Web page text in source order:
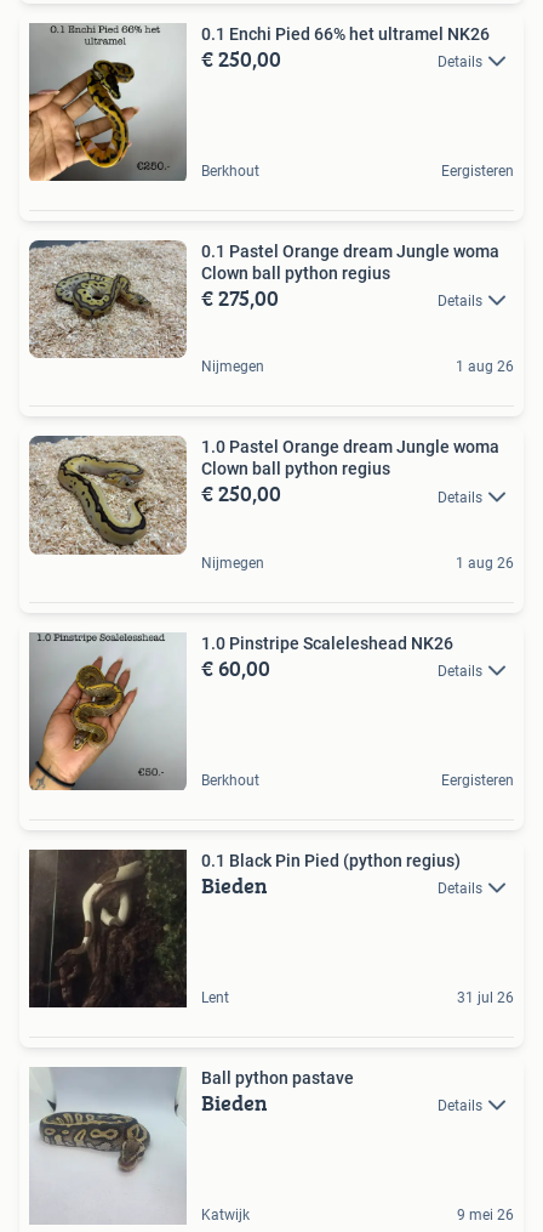
0.1 Enchi Pied 66% het ultramel NK26
€ 250,00 Details
Berkhout Eergisteren
0.1 Pastel Orange dream Jungle woma
Clown ball python regius
€ 275,00 Details
Nijmegen 1 aug 26
1.0 Pastel Orange dream Jungle woma
Clown ball python regius
€ 250,00 Details
Nijmegen 1 aug 26
1.0 Pinstripe Scaleleshead NK26
€ 60,00 Details
Berkhout Eergisteren
0.1 Black Pin Pied (python regius)
Bieden Details
Lent 31 jul 26
Ball python pastave
Bieden Details
Katwijk 9 mei 26